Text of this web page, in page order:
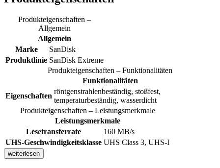
Produkteigenschaften –
Allgemein
Allgemein
Marke
SanDisk
Produktlinie SanDisk Extreme
Produkteigenschaften – Funktionalitäten
Funktionalitäten
Eigenschaften
röntgenstrahlenbeständig, stoßfest,
temperaturbeständig, wasserdicht
Produkteigenschaften – Leistungsmerkmale
Leistungsmerkmale
Lesetransferrate
160 MB/s
UHS-Geschwindigkeitsklasse UHS Class 3, UHS-I
weiterlesen